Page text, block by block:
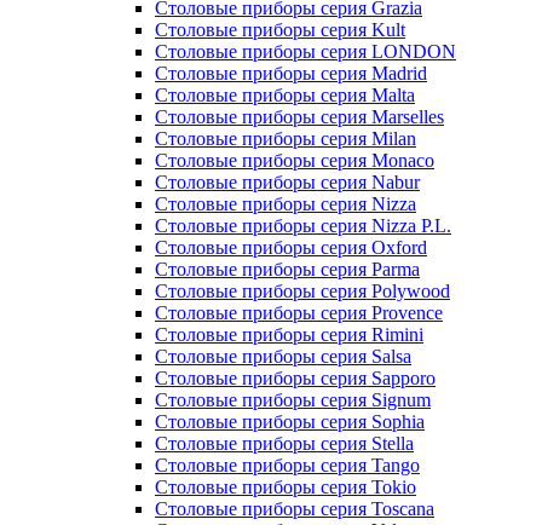
Столовые приборы серия Grazia
Столовые приборы серия Kult
Столовые приборы серия LONDON
Столовые приборы серия Madrid
Столовые приборы серия Malta
Столовые приборы серия Marselles
Столовые приборы серия Milan
Столовые приборы серия Monaco
Столовые приборы серия Nabur
Столовые приборы серия Nizza
Столовые приборы серия Nizza P.L.
Столовые приборы серия Oxford
Столовые приборы серия Parma
Столовые приборы серия Polywood
Столовые приборы серия Provence
Столовые приборы серия Rimini
Столовые приборы серия Salsa
Столовые приборы серия Sapporo
Столовые приборы серия Signum
Столовые приборы серия Sophia
Столовые приборы серия Stella
Столовые приборы серия Tango
Столовые приборы серия Tokio
Столовые приборы серия Toscana